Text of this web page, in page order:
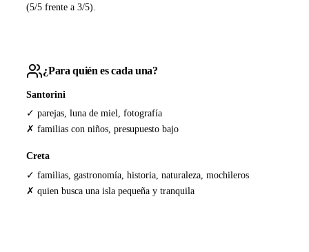
(5/5 frente a 3/5).
¿Para quién es cada una?
Santorini
✓ parejas, luna de miel, fotografía
✗ familias con niños, presupuesto bajo
Creta
✓ familias, gastronomía, historia, naturaleza, mochileros
✗ quien busca una isla pequeña y tranquila